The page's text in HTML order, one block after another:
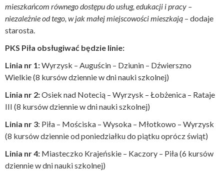
mieszkańcom równego dostępu do usług, edukacji i pracy –
niezależnie od tego, w jak małej miejscowości mieszkają – dodaje
starosta.
PKS Piła obsługiwać będzie linie:
Linia nr 1:Wyrzysk – Auguścin – Dziunin – Dźwierszno
Wielkie (8 kursów dziennie w dni nauki szkolnej)
Linia nr 2:Osiek nad Notecią – Wyrzysk – Łobżenica – Rataje
III (8 kursów dziennie w dni nauki szkolnej)
Linia nr 3: Piła – Mościska – Wysoka – Młotkowo – Wyrzysk
(8 kursów dziennie od poniedziałku do piątku oprócz świąt)
Linia nr 4: Miasteczko Krajeńskie – Kaczory – Piła (6 kursów
dziennie w dni nauki szkolnej)